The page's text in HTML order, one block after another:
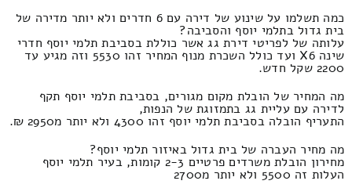
כמה תשלמו על שינוע של דירה עם 6 חדרים ולא יותר מדירה של
בית גדול בתלמי יוסף והסביבה?
עלותה של לפריטי דירת גג אשר כוללת בסביבת תלמי יוסף חדרי
שינה X6 ועד כולל השכרת מנוף המחיר זהו 5530 וזה מגיע עד
2200 שקל חדש.
מה המחיר של הובלת מקום מגורים, בסביבת תלמי יוסף תקף
לדירה עם עליית גג בתמזוגת של הנפות,
התעריף הובלה בסביבת תלמי יוסף זהו 4300 ולא יותר מ2950 ₪.
מה מחיר העברה של בית גדול באיזור תלמי יוסף?
מחירון הובלת משרדים פרטיים 2-3 קומות, בעיר תלמי יוסף
העלות זה 5500 ולא יותר מ2700